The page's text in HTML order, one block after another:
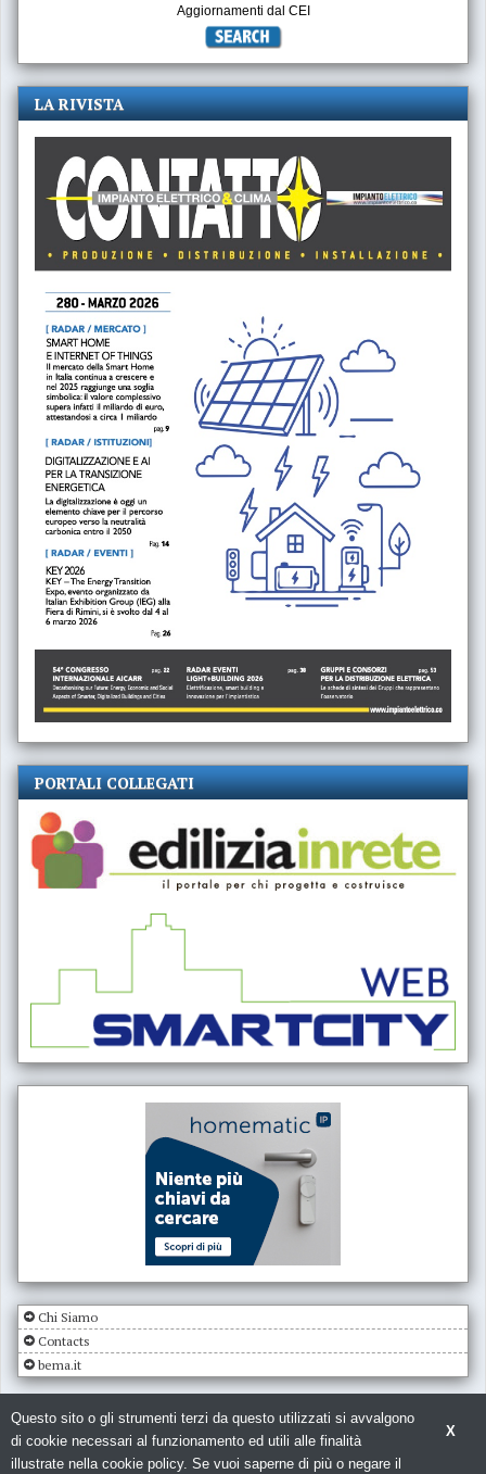
Aggiornamenti dal CEI
LA RIVISTA
PORTALI COLLEGATI
Chi Siamo
Contacts
bema.it
X
Questo sito o gli strumenti terzi da questo utilizzati si avvalgono
di cookie necessari al funzionamento ed utili alle finalità
illustrate nella cookie policy. Se vuoi saperne di più o negare il